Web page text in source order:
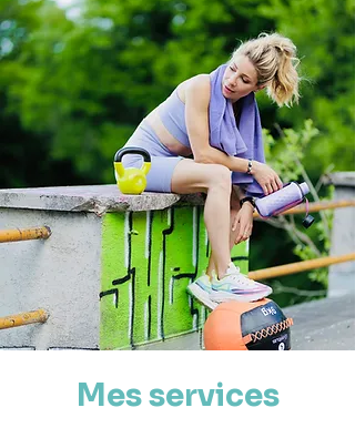
Mes services